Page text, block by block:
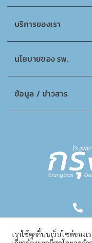
บริการของเรา
นโยบายของ รพ.
ข้อมูล / ข่าวสาร
เราใช้คุกกี้บนเว็บไซต์ของ